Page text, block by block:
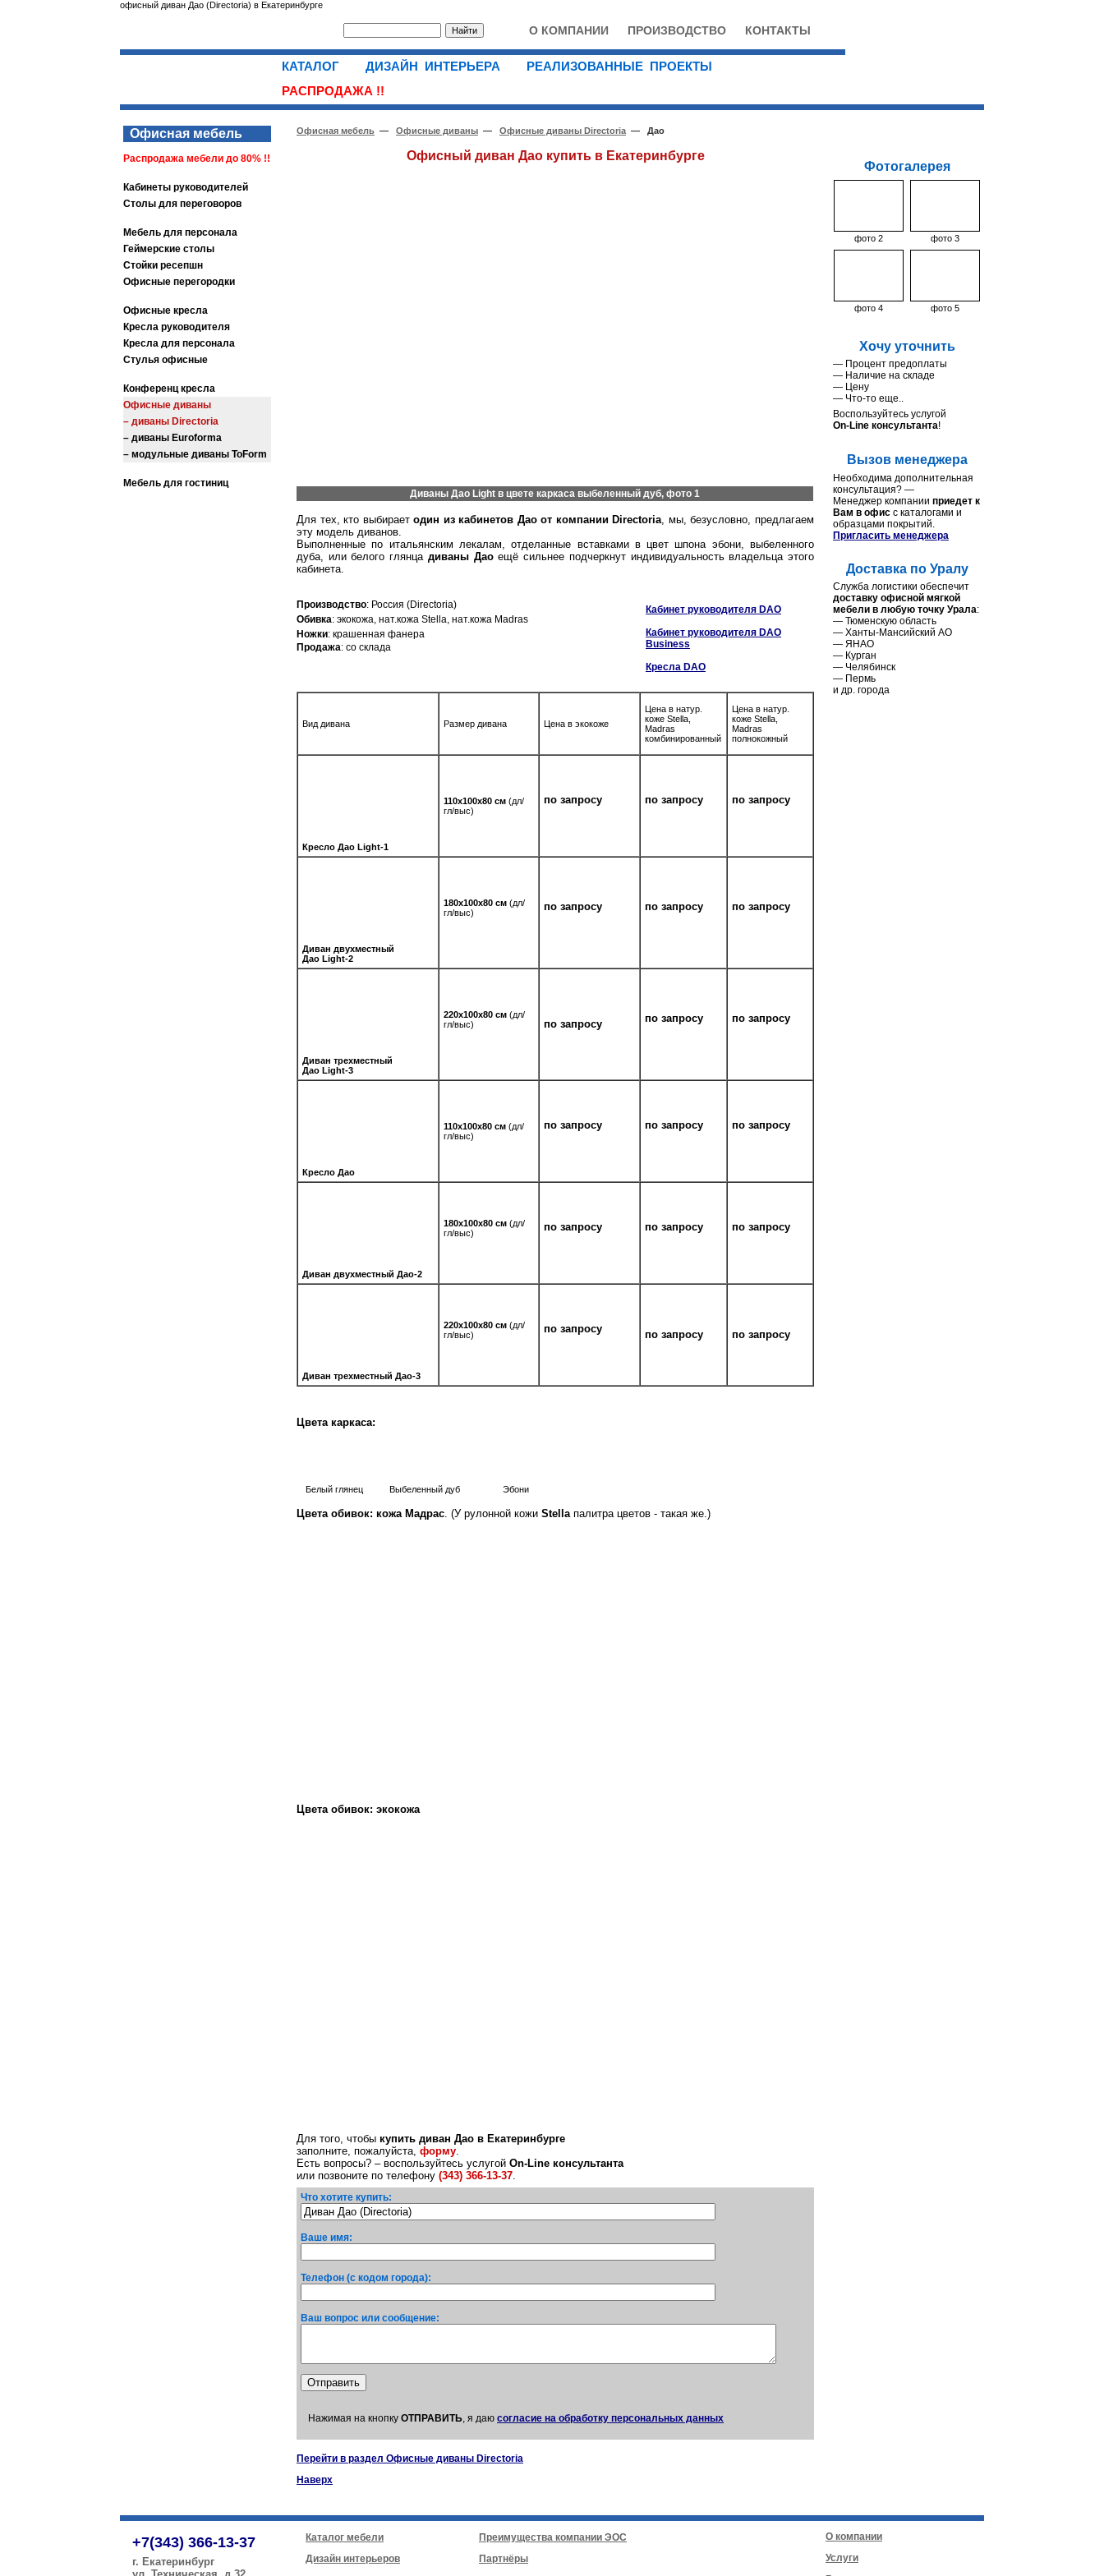
офисный диван Дао (Directoria) в Екатеринбурге
О КОМПАНИИ ПРОИЗВОДСТВО КОНТАКТЫ
КАТАЛОГ ДИЗАЙН ИНТЕРЬЕРА
РЕАЛИЗОВАННЫЕ ПРОЕКТЫ
РАСПРОДАЖА !!
Офисная мебель
Распродажа мебели до 80% !!
Кабинеты руководителей
Столы для переговоров
Мебель для персонала
Геймерские столы
Стойки ресепшн
Офисные перегородки
Офисные кресла
Кресла руководителя
Кресла для персонала
Стулья офисные
Конференц кресла
Офисные диваны
– диваны Directoria
– диваны Euroforma
– модульные диваны ToForm
Мебель для гостиниц
Офисная мебель — Офисные диваны — Офисные диваны Directoria — Дао
Офисный диван Дао купить в Екатеринбурге
Диваны Дао Light в цвете каркаса выбеленный дуб, фото 1
Для тех, кто выбираетодин из кабинетов Дао от компании Directoria, мы, безусловно, предлагаем
эту модель диванов.
Выполненные по итальянским лекалам, отделанные вставками в цвет шпона эбони, выбеленного
дуба, или белого глянца диваны Даоещё сильнее подчеркнут индивидуальность владельца этого
кабинета.
Производство: Россия (Directoria)
Обивка: экокожа, нат.кожа Stella, нат.кожа Madras
Ножки: крашенная фанера
Продажа: со склада
Кабинет руководителя DAO
Кабинет руководителя DAO
Business
Кресла DAO
Вид дивана Размер дивана Цена в экокоже
Цена в натур.
коже Stella,
Madras
комбинированный
Цена в натур.
коже Stella,
Madras
полнокожный
Кресло Дао Light-1
110х100х80 см (дл/
гл/выс)
по запросу по запросу по запросу
Диван двухместный
Дао Light-2
180х100х80 см (дл/
гл/выс)
по запросу по запросу по запросу
Диван трехместный
Дао Light-3
220х100х80 см (дл/
гл/выс)
по запросу по запросу по запросу
Кресло Дао
110х100х80 см (дл/
гл/выс)
по запросу по запросу по запросу
Диван двухместный Дао-2
180х100х80 см (дл/
гл/выс)
по запросу по запросу по запросу
Диван трехместный Дао-3
220х100х80 см (дл/
гл/выс)
по запросу по запросу по запросу
Цвета каркаса:
Белый глянец Выбеленный дуб Эбони
Цвета обивок: кожа Мадрас. (У рулонной кожи Stellaпалитра цветов - такая же.)
Цвета обивок: экокожа
Для того, чтобы купить диван Дао в Екатеринбурге
заполните, пожалуйста, форму.
Есть вопросы? – воспользуйтесь услугой On-Line консультанта
или позвоните по телефону (343) 366-13-37.
Что хотите купить:
Ваше имя:
Телефон (с кодом города):
Ваш вопрос или сообщение:
Нажимая на кнопку ОТПРАВИТЬ, я даю согласие на обработку персональных данных
Перейти в раздел Офисные диваны Directoria
Наверх
Фотогалерея
фото 2 фото 3
фото 4 фото 5
Хочу уточнить
— Процент предоплаты
— Наличие на складе
— Цену
— Что-то еще..
Воспользуйтесь услугой
On-Line консультанта!
Вызов менеджера
Необходима дополнительная
консультация? —
Менеджер компании приедет к
Вам в офис с каталогами и
образцами покрытий.
Пригласить менеджера
Доставка по Уралу
Служба логистики обеспечит
доставку офисной мягкой
мебели в любую точку Урала:
— Тюменcкую область
— Ханты-Мансийский АО
— ЯНАО
— Курган
— Челябинск
— Пермь
и др. города
+7(343) 366-13-37
г. Екатеринбург
Каталог мебели
Дизайн интерьеров
Преимущества компании ЭОС
Партнёры
О компании
Услуги